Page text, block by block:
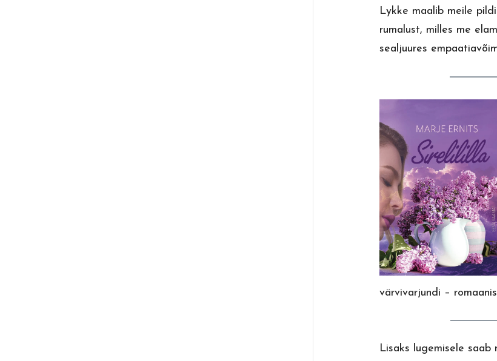
Lykke maalib meile
rumalust, milles me
sealjuures
värvivarjundi –
Lisaks lugemisele saab